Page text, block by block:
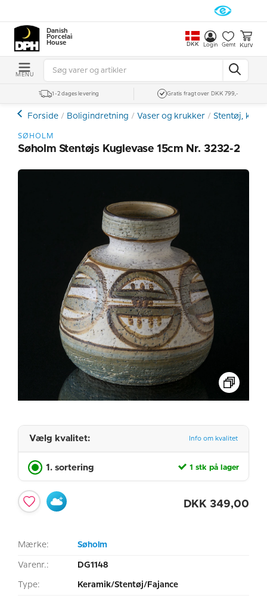
Danish
Porcelain
House
DKK Login Gemt Kurv
MENU
1-2 dages levering Gratis fragt over DKK 799,-
Forside Boligindretning Vaser og krukker Stentøj,
SØHOLM
Søholm Stentøjs Kuglevase 15cm Nr. 3232-2
Vælg kvalitet: Info om kvalitet
1. sortering 1 stk på lager
DKK 349,00
Mærke: Søholm
Varenr.: DG1148
Type: Keramik/Stentøj/Fajance